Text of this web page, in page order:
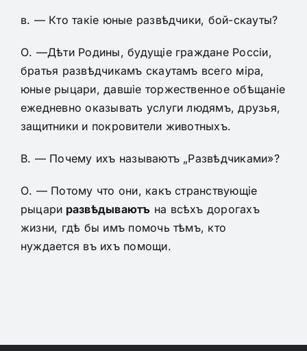
в. — Кто такіе юные развѣдчики, бой-скауты?
О. —Дѣти Родины, будущіе граждане Россіи,
братья развѣдчикамъ скаутамъ всего міра,
юные рыцари, давшіе торжественное обѣщаніе
ежедневно оказывать услуги людямъ, друзья,
защитники и покровители животныхъ.
В. — Почему ихъ называютъ „Развѣдчиками»?
О. — Потому что они, какъ странствующіе
рыцари развѣдываютъ на всѣхъ дорогахъ
жизни, гдѣ бы имъ помочь тѣмъ, кто
нуждается въ ихъ помощи.